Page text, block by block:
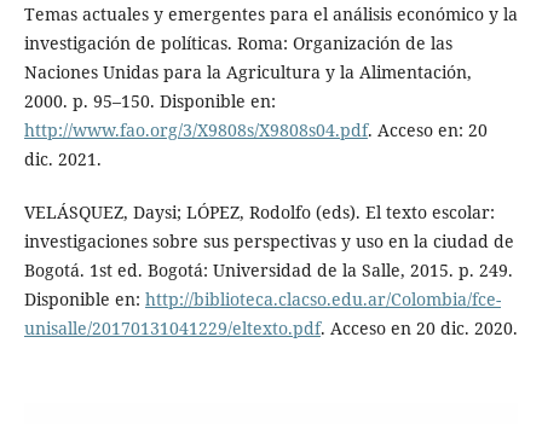
Temas actuales y emergentes para el análisis económico y la
investigación de políticas. Roma: Organización de las
Naciones Unidas para la Agricultura y la Alimentación,
2000. p. 95–150. Disponible en:
http://www.fao.org/3/X9808s/X9808s04.pdf. Acceso en: 20
dic. 2021.
VELÁSQUEZ, Daysi; LÓPEZ, Rodolfo (eds). El texto escolar:
investigaciones sobre sus perspectivas y uso en la ciudad de
Bogotá. 1st ed. Bogotá: Universidad de la Salle, 2015. p. 249.
Disponible en: http://biblioteca.clacso.edu.ar/Colombia/fce-
unisalle/20170131041229/eltexto.pdf. Acceso en 20 dic. 2020.